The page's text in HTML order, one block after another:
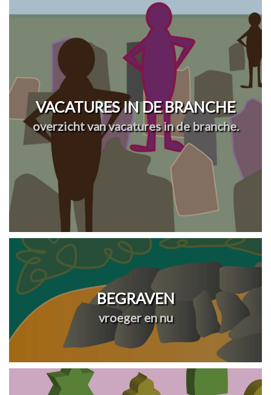
VACATURES IN DE BRANCHE
overzicht van vacatures in de branche.
BEGRAVEN
vroeger en nu